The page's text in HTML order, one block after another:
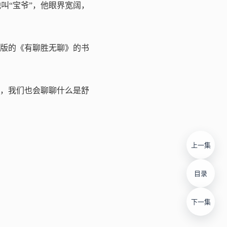
上一集
目录
下一集
“宝爷”，他眼界宽阔，
的《有聊胜无聊》的书
我们也会聊聊什么是舒